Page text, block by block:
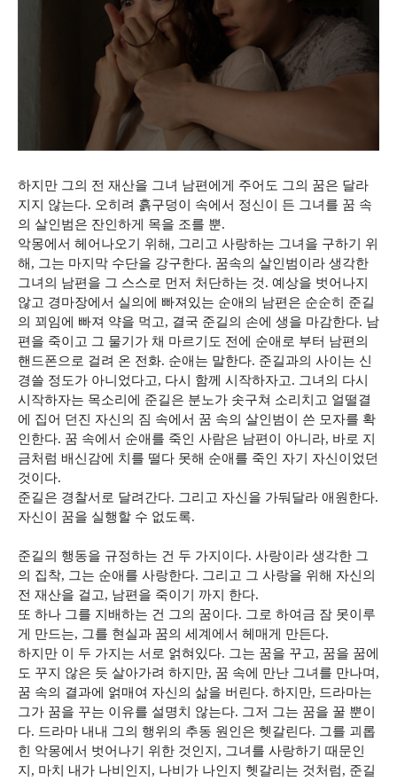
하지만 그의 전 재산을 그녀 남편에게 주어도 그의 꿈은 달라
지지 않는다. 오히려 흙구덩이 속에서 정신이 든 그녀를 꿈 속
의 살인범은 잔인하게 목을 조를 뿐.
악몽에서 헤어나오기 위해, 그리고 사랑하는 그녀을 구하기 위
해, 그는 마지막 수단을 강구한다. 꿈속의 살인범이라 생각한
그녀의 남편을 그 스스로 먼저 처단하는 것. 예상을 벗어나지
않고 경마장에서 실의에 빠져있는 순애의 남편은 순순히 준길
의 꾀임에 빠져 약을 먹고, 결국 준길의 손에 생을 마감한다. 남
편을 죽이고 그 물기가 채 마르기도 전에 순애로 부터 남편의
핸드폰으로 걸려 온 전화. 순애는 말한다. 준길과의 사이는 신
경쓸 정도가 아니었다고, 다시 함께 시작하자고. 그녀의 다시
시작하자는 목소리에 준길은 분노가 솟구쳐 소리치고 얼떨결
에 집어 던진 자신의 짐 속에서 꿈 속의 살인범이 쓴 모자를 확
인한다. 꿈 속에서 순애를 죽인 사람은 남편이 아니라, 바로 지
금처럼 배신감에 치를 떨다 못해 순애를 죽인 자기 자신이었던
것이다.
준길은 경찰서로 달려간다. 그리고 자신을 가둬달라 애원한다.
자신이 꿈을 실행할 수 없도록.
준길의 행동을 규정하는 건 두 가지이다. 사랑이라 생각한 그
의 집착, 그는 순애를 사랑한다. 그리고 그 사랑을 위해 자신의
전 재산을 걸고, 남편을 죽이기 까지 한다.
또 하나 그를 지배하는 건 그의 꿈이다. 그로 하여금 잠 못이루
게 만드는, 그를 현실과 꿈의 세계에서 헤매게 만든다.
하지만 이 두 가지는 서로 얽혀있다. 그는 꿈을 꾸고, 꿈을 꿈에
도 꾸지 않은 듯 살아가려 하지만, 꿈 속에 만난 그녀를 만나며,
꿈 속의 결과에 얽매여 자신의 삶을 버린다. 하지만, 드라마는
그가 꿈을 꾸는 이유를 설명치 않는다. 그저 그는 꿈을 꿀 뿐이
다. 드라마 내내 그의 행위의 추동 원인은 헷갈린다. 그를 괴롭
힌 악몽에서 벗어나기 위한 것인지, 그녀를 사랑하기 때문인
지, 마치 내가 나비인지, 나비가 나인지 헷갈리는 것처럼, 준길